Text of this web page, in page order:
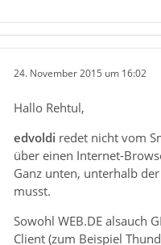
24. November 2015 um 16:02
Hallo Rehtul,
edvoldi redet nicht vom
über einen Internet-
Ganz unten, unterhalb
musst.
Sowohl WEB.DE alsauch
Client (zum Beispiel